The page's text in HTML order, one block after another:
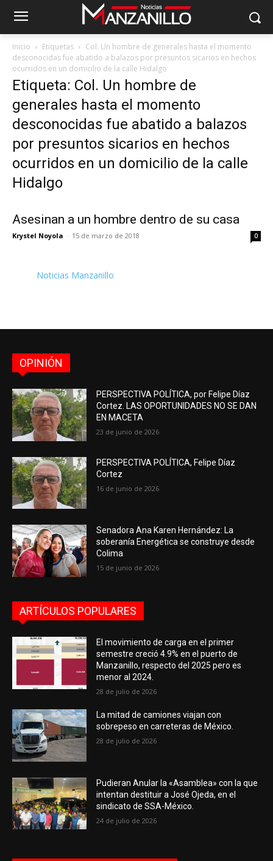
Inicio Etiquetas
Col. Un hombre de generales hasta el momento
desconocidas fue abatido a balazos por presuntos sicarios en hechos
ocurridos en un domicilio de la calle Hidalgo
Etiqueta: Col. Un hombre de
generales hasta el momento
desconocidas fue abatido a balazos
por presuntos sicarios en hechos
ocurridos en un domicilio de la calle
Hidalgo
Asesinan a un hombre dentro de su casa
Krystel Noyola - 15 de marzo de 2018 0
Noticias Manzanillo
OPINIÓN
PERSPECTIVA POLÍTICA, por Felipe Díaz
Cortez. LAS OPORTUNIDADES NO SE DAN
EN MACETA
23 de junio de 2026
PERSPECTIVA POLÍTICA, Felipe Díaz
Cortez
16 de junio de 2026
Senadora Ana Karen Hernández: La
soberanía Energética se construye desde
Colima
15 de junio de 2026
ARTÍCULOS POPULARES
El movimiento de carga en el primer
semestre creció 4.9% en el puerto de
Manzanillo, respecto del 2025 pero es
menor al 2024.
28 de julio de 2026
La mitad de camiones viajan con
sobrepeso en carreteras de México.
28 de julio de 2026
Pudieran Anular la «Asamblea» con la que
intentan destituir a José Ojeda, en el
sindicato de SSA-México.
24 de julio de 2026